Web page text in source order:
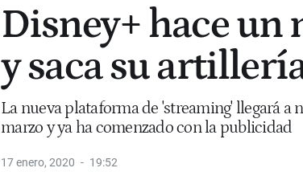
Disney+ hace
y saca su
La nueva plataforma de 'streaming' llegará a
marzo y ya ha comenzado con la publicidad
17 enero, 2020 19:52